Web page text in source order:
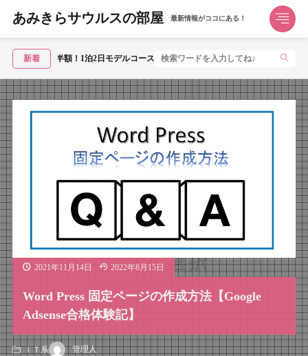
あみきらサウルスの部屋 最新情報がココにある！
新着
額！1泊2日モデルコース
2021年11月14日 2022年8月15日
Word Press 固定ページの作成方法【Google
Adsense合格体験記】
ＩＴ系 管理人